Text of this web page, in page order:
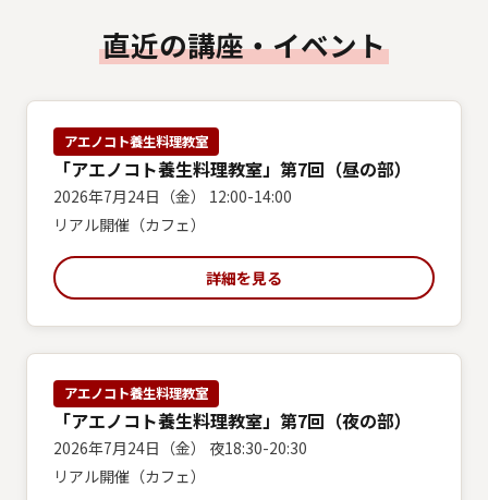
直近の講座・イベント
アエノコト養生料理教室
「アエノコト養生料理教室」第7回（昼の部）
2026年7月24日（金） 12:00-14:00
リアル開催（カフェ）
詳細を見る
アエノコト養生料理教室
「アエノコト養生料理教室」第7回（夜の部）
2026年7月24日（金） 夜18:30-20:30
リアル開催（カフェ）